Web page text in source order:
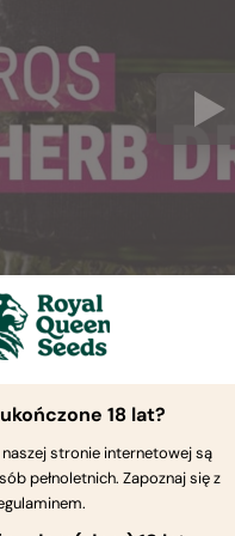
usuwa większość
pozostaje jednym
że dym jest mniej
18 lat?
stronie internetowej są
pełnoletnich. Zapoznaj się z